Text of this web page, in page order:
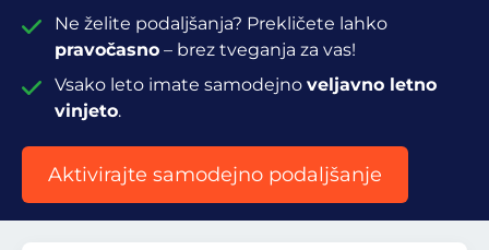
Ne želite podaljšanja? Prekličete lahko
pravočasno – brez tveganja za vas!
Vsako leto imate samodejnoveljavno letno
vinjeto.
Aktivirajte samodejno podaljšanje